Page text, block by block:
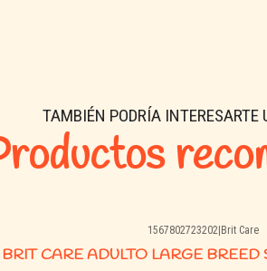
TAMBIÉN PODRÍA INTERESARTE
1567802723202| Brit Care
BRIT CARE ADULTO LARGE BREED